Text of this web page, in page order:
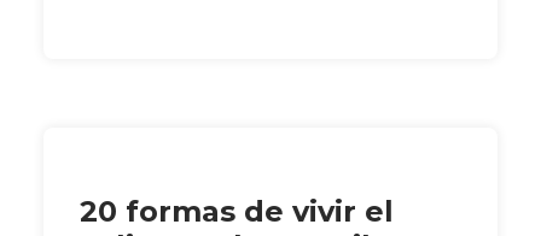
20 formas de vivir el